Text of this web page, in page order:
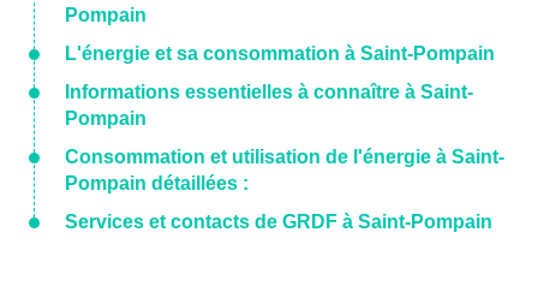
Pompain
L'énergie et sa consommation à Saint-Pompain
Informations essentielles à connaître à Saint-
Pompain
Consommation et utilisation de l'énergie à Saint-
Pompain détaillées :
Services et contacts de GRDF à Saint-Pompain